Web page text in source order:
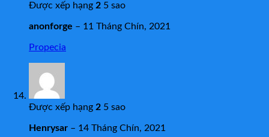
Được xếp hạng 2 5 sao
anonforge – 11 Tháng Chín, 2021
Propecia
Được xếp hạng 2 5 sao
Henrysar – 14 Tháng Chín, 2021